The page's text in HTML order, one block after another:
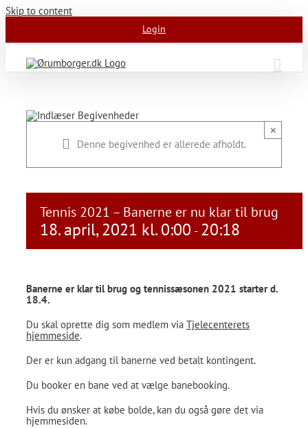
Skip to content
Login
Denne begivenhed er allerede afholdt.
×
Tennis 2021 – Banerne er nu klar til brug
18. april, 2021 kl. 0:00 - 20:18
Banerne er klar til brug og tennissæsonen 2021 starter d.
18.4.
Du skal oprette dig som medlem via Tjelecenterets
hjemmeside.
Der er kun adgang til banerne ved betalt kontingent.
Du booker en bane ved at vælge banebooking.
Hvis du ønsker at købe bolde, kan du også gøre det via
hjemmesiden.